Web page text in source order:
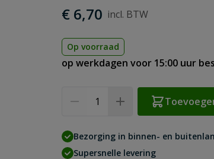
€ 6,70
Op voorraad
op werkdagen voor 15:00 uur
Bezorging in binnen- en
Supersnelle levering